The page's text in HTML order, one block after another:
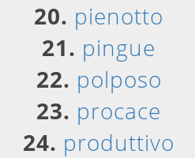
20. pienotto
21. pingue
22. polposo
23. procace
24. produttivo